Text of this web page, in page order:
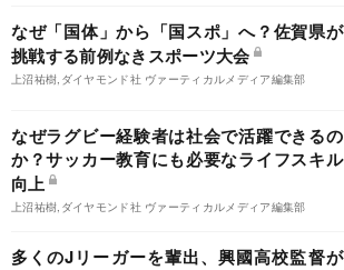
なぜ「国体」から「国スポ」へ？佐賀県が
挑戦する前例なきスポーツ大会
上沼祐樹,ダイヤモンド社 ヴァーティカルメディア編集部
なぜラグビー経験者は社会で活躍できるの
か？サッカー教育にも必要なライフスキル
向上
上沼祐樹,ダイヤモンド社 ヴァーティカルメディア編集部
多くのJリーガーを輩出、興國高校監督が